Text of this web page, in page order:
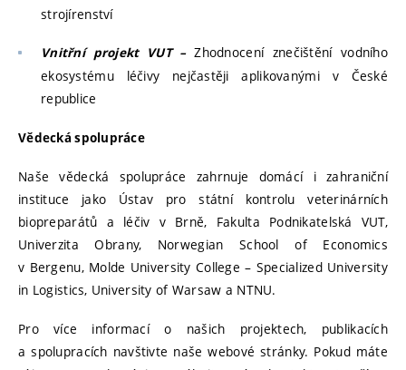
strojírenství
Vnitřní projekt VUT –Zhodnocení znečištění vodního
ekosystému léčivy nejčastěji aplikovanými v České
republice
Vědecká spolupráce
Naše vědecká spolupráce zahrnuje domácí i zahraniční
instituce jako Ústav pro státní kontrolu veterinárních
biopreparátů a léčiv v Brně, Fakulta Podnikatelská VUT,
Univerzita Obrany, Norwegian School of Economics
v Bergenu, Molde University College – Specialized University
in Logistics, University of Warsaw a NTNU.
Pro více informací o našich projektech, publikacích
a spolupracích navštivte naše webové stránky. Pokud máte